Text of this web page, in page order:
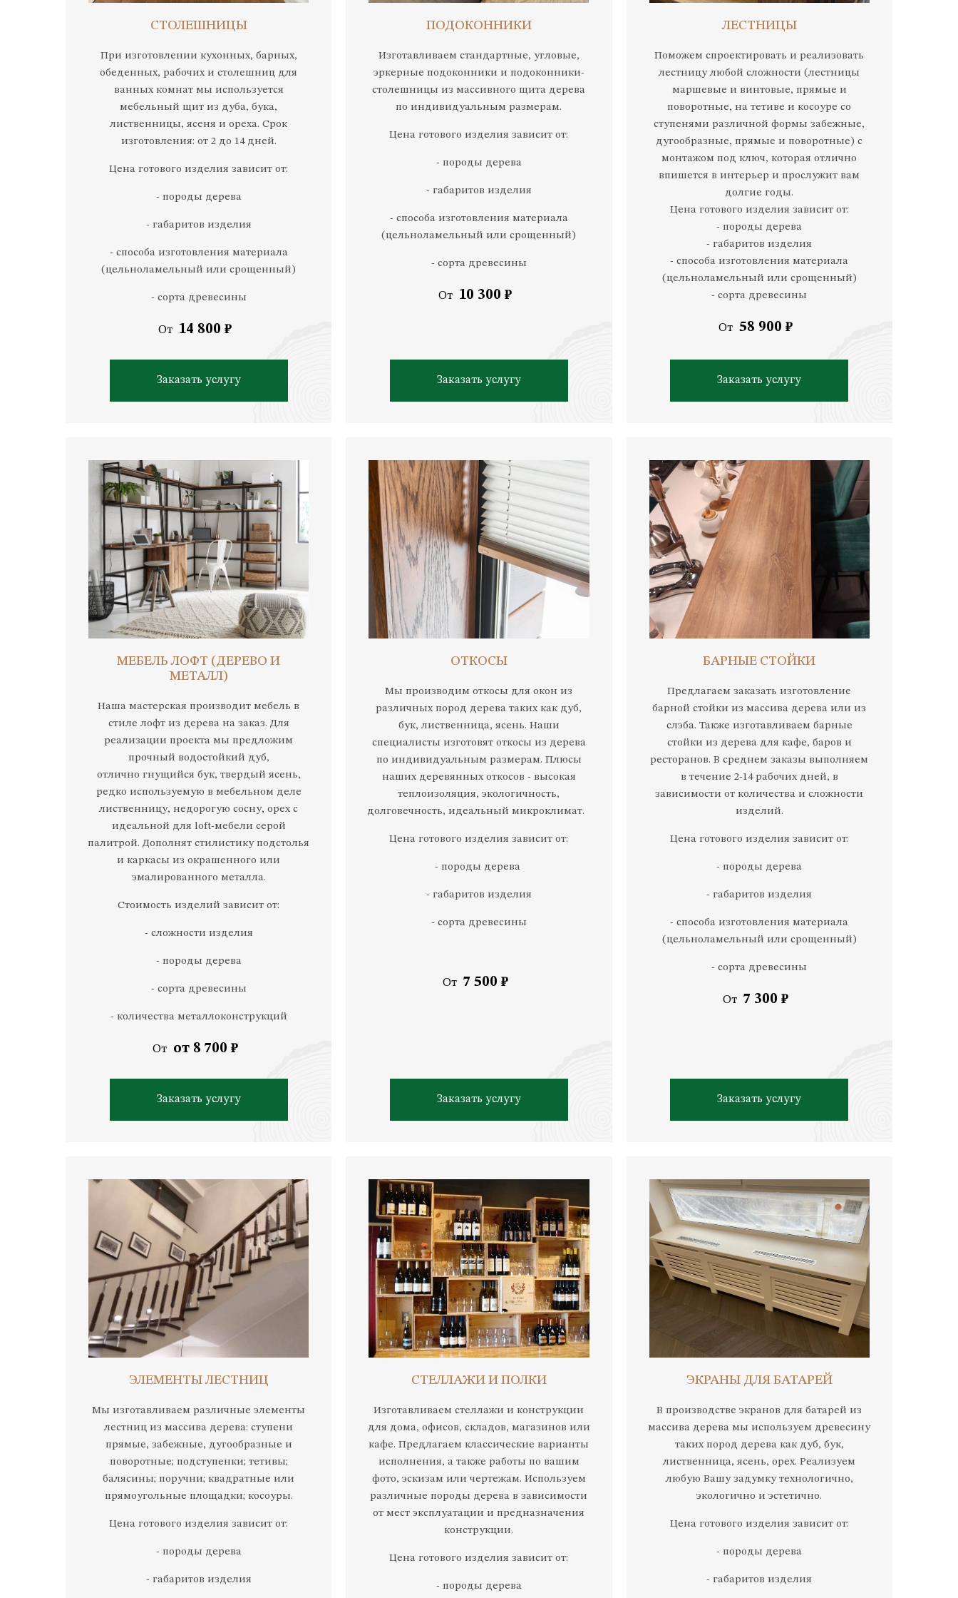
СТОЛЕШНИЦЫ
При изготовлении кухонных, барных,
обеденных, рабочих и столешниц для
ванных комнат мы используется
мебельный щит из дуба, бука,
лиственницы, ясеня и ореха. Срок
изготовления: от 2 до 14 дней.
Цена готового изделия зависит от:
- породы дерева
- габаритов изделия
- способа изготовления материала
(цельноламельный или срощенный)
- сорта древесины
От 14 800 ₽
Заказать услугу
ПОДОКОННИКИ
Изготавливаем стандартные, угловые,
эркерные подоконники и подоконники-
столешницы из массивного щита дерева
по индивидуальным размерам.
Цена готового изделия зависит от:
- породы дерева
- габаритов изделия
- способа изготовления материала
(цельноламельный или срощенный)
- сорта древесины
От 10 300 ₽
Заказать услугу
ЛЕСТНИЦЫ
Поможем спроектировать и реализовать
лестницу любой сложности (лестницы
маршевые и винтовые, прямые и
поворотные, на тетиве и косоуре со
ступенями различной формы забежные,
дугообразные, прямые и поворотные) с
монтажом под ключ, которая отлично
впишется в интерьер и прослужит вам
долгие годы.
Цена готового изделия зависит от:
- породы дерева
- габаритов изделия
- способа изготовления материала
(цельноламельный или срощенный)
- сорта древесины
От 58 900 ₽
Заказать услугу
МЕБЕЛЬ ЛОФТ (ДЕРЕВО И
МЕТАЛЛ)
Наша мастерская производит мебель в
стиле лофт из дерева на заказ. Для
реализации проекта мы предложим
прочный водостойкий дуб,
отлично гнущийся бук, твердый ясень,
редко используемую в мебельном деле
лиственницу, недорогую сосну, орех с
идеальной для loft-мебели серой
палитрой. Дополнят стилистику подстолья
и каркасы из окрашенного или
эмалированного металла.
Стоимость изделий зависит от:
- сложности изделия
- породы дерева
- сорта древесины
- количества металлоконструкций
От от 8 700 ₽
Заказать услугу
ОТКОСЫ
Мы производим откосы для окон из
различных пород дерева таких как дуб,
бук, лиственница, ясень. Наши
специалисты изготовят откосы из дерева
по индивидуальным размерам. Плюсы
наших деревянных откосов - высокая
теплоизоляция, экологичность,
долговечность, идеальный микроклимат.
Цена готового изделия зависит от:
- породы дерева
- габаритов изделия
- сорта древесины
От 7 500 ₽
Заказать услугу
БАРНЫЕ СТОЙКИ
Предлагаем заказать изготовление
барной стойки из массива дерева или из
слэба. Также изготавливаем барные
стойки из дерева для кафе, баров и
ресторанов. В среднем заказы выполняем
в течение 2-14 рабочих дней, в
зависимости от количества и сложности
изделий.
Цена готового изделия зависит от:
- породы дерева
- габаритов изделия
- способа изготовления материала
(цельноламельный или срощенный)
- сорта древесины
От 7 300 ₽
Заказать услугу
ЭЛЕМЕНТЫ ЛЕСТНИЦ
Мы изготавливаем различные элементы
лестниц из массива дерева: ступени
прямые, забежные, дугообразные и
поворотные; подступенки; тетивы;
балясины; поручни; квадратные или
прямоугольные площадки; косоуры.
Цена готового изделия зависит от:
- породы дерева
- габаритов изделия
СТЕЛЛАЖИ И ПОЛКИ
Изготавливаем стеллажи и конструкции
для дома, офисов, складов, магазинов или
кафе. Предлагаем классические варианты
исполнения, а также работы по вашим
фото, эскизам или чертежам. Используем
различные породы дерева в зависимости
от мест эксплуатации и предназначения
конструкции.
Цена готового изделия зависит от:
- породы дерева
ЭКРАНЫ ДЛЯ БАТАРЕЙ
В производстве экранов для батарей из
массива дерева мы используем древесину
таких пород дерева как дуб, бук,
лиственница, ясень, орех. Реализуем
любую Вашу задумку технологично,
экологично и эстетично.
Цена готового изделия зависит от:
- породы дерева
- габаритов изделия